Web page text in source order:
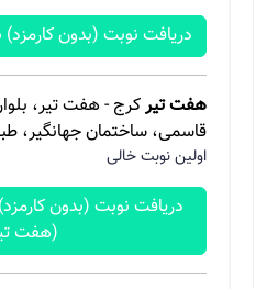
دریافت نوبت (بدون
هفت تیرکرج - هفت تیر،
قاسمی، ساختمان جهانگیر،
اولین نوبت خالی
دریافت نوبت (بدون
(هفت